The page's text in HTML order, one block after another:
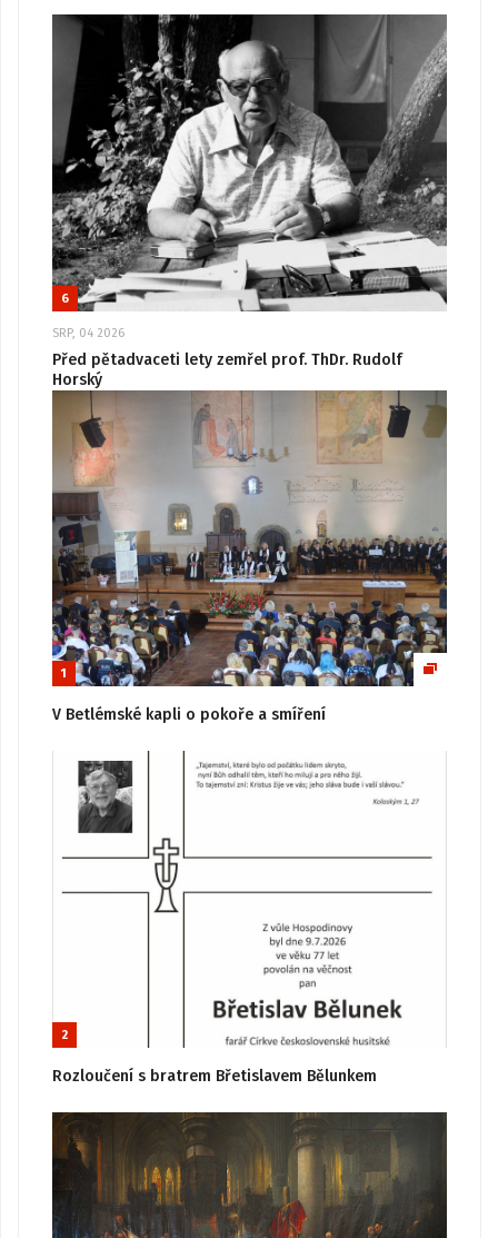
6
SRP, 04 2026
Před pětadvaceti lety zemřel prof. ThDr. Rudolf
Horský
1
V Betlémské kapli o pokoře a smíření
2
Rozloučení s bratrem Břetislavem Bělunkem